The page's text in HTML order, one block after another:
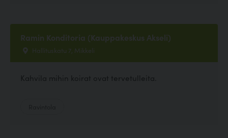
Ramin Konditoria (Kauppakeskus Akseli)
Hallituskatu 7, Mikkeli
Kahvila mihin koirat ovat tervetulleita.